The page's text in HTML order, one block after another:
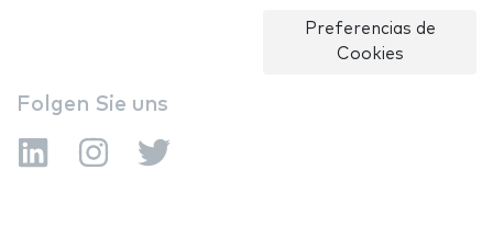
Preferencias de
Cookies
Folgen Sie uns